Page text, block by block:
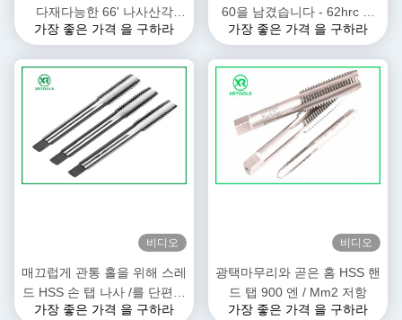
다재다능한 66' 나사산각
ISO529 표준
가장 좋은 가격 을 구하라
60을 남겼습니다 - 62hrc 견
고성 66 도 나사산각
가장 좋은 가격 을 구하라
비디오
매끄럽게 관통 홀을 위해 스레
드 HSS 손 탭 나사 /를 단편적
이게 자르느요
가장 좋은 가격 을 구하라
비디오
광택마무리와 곧은 홈 HSS 핸
드 탭 900 엔 / Mm2 저항
가장 좋은 가격 을 구하라